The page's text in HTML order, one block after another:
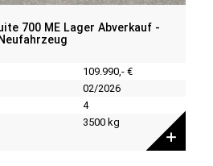
700 ME Lager Abverkauf -
Neufahrzeug
109.990,- €
02/2026
4
3500 kg